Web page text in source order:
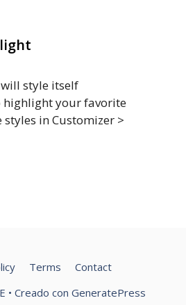
style itself
your favorite
in Customizer >
Terms
Contact
• Creado con GeneratePress